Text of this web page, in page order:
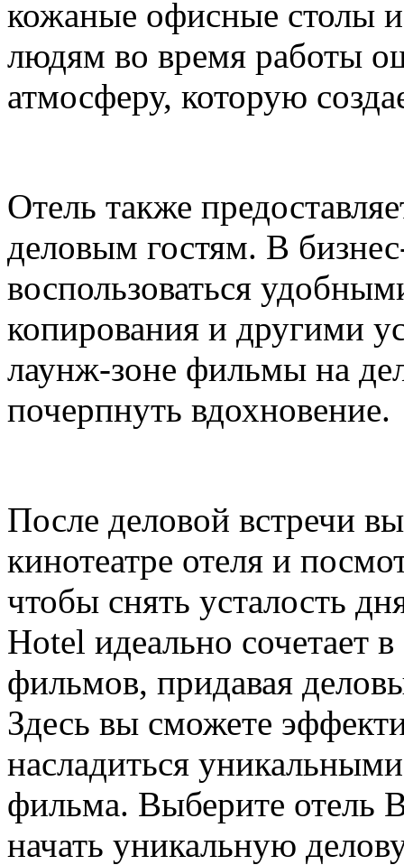
кожаные офисные столы
людям во время работы
атмосферу, которую
Отель также
деловым гостям. В
воспользоваться
копирования и другими
лаунж-зоне фильмы на
почерпнуть вдохновение.
После деловой встречи
кинотеатре отеля и
чтобы снять усталость
Hotel идеально сочетает
фильмов, придавая
Здесь вы сможете
насладиться
фильма. Выберите отель
начать уникальную